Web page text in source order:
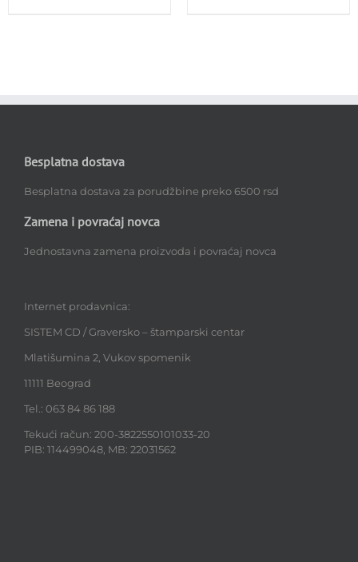
Besplatna dostava
Besplatna dostava za porudžbine preko 6500 rsd
Zamena i povraćaj novca
Jednostavna zamena proizvoda i povraćaj novca
Internet prodavnica:
SISTEM CD / Graversko – štamparski centar
Mlatišumina 2, Vukov spomenik
11111 Beograd
Tel.: 063 84 86 188
Tekući račun: 200-3822550101033-20
PIB: 114499048, MB: 22031562